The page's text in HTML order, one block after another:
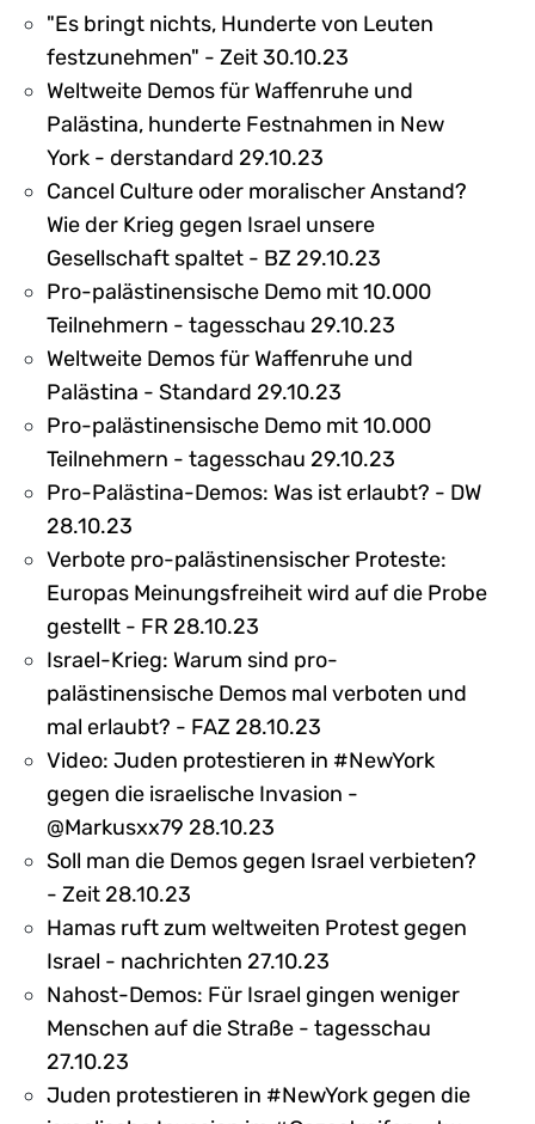
"Es bringt nichts, Hunderte von Leuten
festzunehmen" - Zeit 30.10.23
Weltweite Demos für Waffenruhe und
Palästina, hunderte Festnahmen in New
York - derstandard 29.10.23
Cancel Culture oder moralischer Anstand?
Wie der Krieg gegen Israel unsere
Gesellschaft spaltet - BZ 29.10.23
Pro-palästinensische Demo mit 10.000
Teilnehmern - tagesschau 29.10.23
Weltweite Demos für Waffenruhe und
Palästina - Standard 29.10.23
Pro-palästinensische Demo mit 10.000
Teilnehmern - tagesschau 29.10.23
Pro-Palästina-Demos: Was ist erlaubt? - DW
28.10.23
Verbote pro-palästinensischer Proteste:
Europas Meinungsfreiheit wird auf die Probe
gestellt - FR 28.10.23
Israel-Krieg: Warum sind pro-
palästinensische Demos mal verboten und
mal erlaubt? - FAZ 28.10.23
Video: Juden protestieren in #NewYork
gegen die israelische Invasion -
@Markusxx79 28.10.23
Soll man die Demos gegen Israel verbieten?
- Zeit 28.10.23
Hamas ruft zum weltweiten Protest gegen
Israel - nachrichten 27.10.23
Nahost-Demos: Für Israel gingen weniger
Menschen auf die Straße - tagesschau
27.10.23
Juden protestieren in #NewYork gegen die